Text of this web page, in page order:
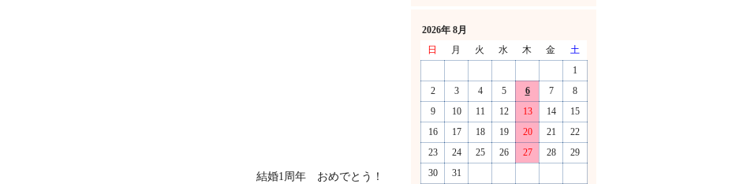
結婚1周年 おめでとう！
2026年 8月
日
月 火 水 木 金
土
1
2
3 4 5 6 7
8
9
10 11 12 13 14
15
16
17 18 19 20 21
22
23
24 25 26 27 28
29
30
31